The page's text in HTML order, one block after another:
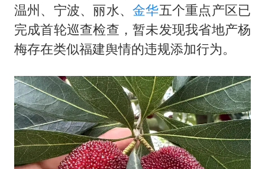
温州、宁波、丽水、金华五个重点产区已
完成首轮巡查检查，暂未发现我省地产杨
梅存在类似福建舆情的违规添加行为。